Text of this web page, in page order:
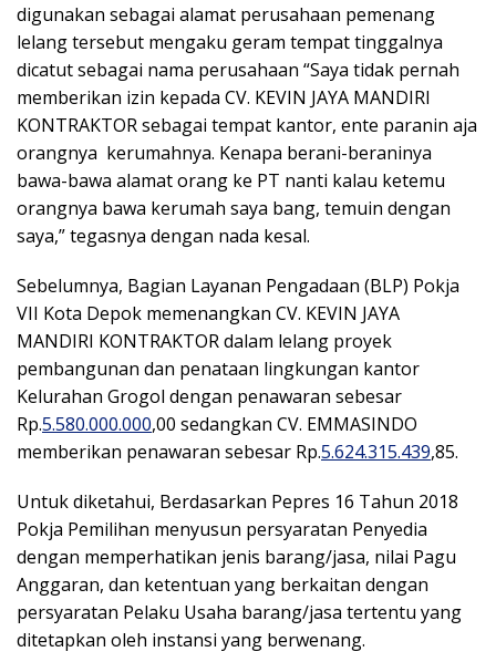
digunakan sebagai alamat perusahaan pemenang
lelang tersebut mengaku geram tempat tinggalnya
dicatut sebagai nama perusahaan “Saya tidak pernah
memberikan izin kepada CV. KEVIN JAYA MANDIRI
KONTRAKTOR sebagai tempat kantor, ente paranin aja
orangnya kerumahnya. Kenapa berani-beraninya
bawa-bawa alamat orang ke PT nanti kalau ketemu
orangnya bawa kerumah saya bang, temuin dengan
saya,” tegasnya dengan nada kesal.
Sebelumnya, Bagian Layanan Pengadaan (BLP) Pokja
VII Kota Depok memenangkan CV. KEVIN JAYA
MANDIRI KONTRAKTOR dalam lelang proyek
pembangunan dan penataan lingkungan kantor
Kelurahan Grogol dengan penawaran sebesar
Rp.5.580.000.000,00 sedangkan CV. EMMASINDO
memberikan penawaran sebesar Rp.5.624.315.439,85.
Untuk diketahui, Berdasarkan Pepres 16 Tahun 2018
Pokja Pemilihan menyusun persyaratan Penyedia
dengan memperhatikan jenis barang/jasa, nilai Pagu
Anggaran, dan ketentuan yang berkaitan dengan
persyaratan Pelaku Usaha barang/jasa tertentu yang
ditetapkan oleh instansi yang berwenang.